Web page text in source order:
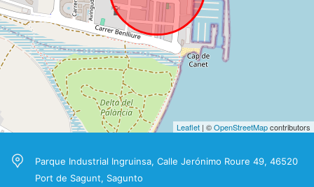
Leaflet | ©OpenStreetMapcontributors
Parque Industrial Ingruinsa, Calle Jerónimo Roure 49, 46520
Port de Sagunt, Sagunto